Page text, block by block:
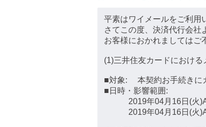
平素はワイメールをご利用
さてこの度、決済代行会社
お客様におかれましてはご
(1)三井住友カードにおけ
■対象: 本契約お手続きに
■日時・影響範囲:
2019年04月16日(火
2019年04月16日(火